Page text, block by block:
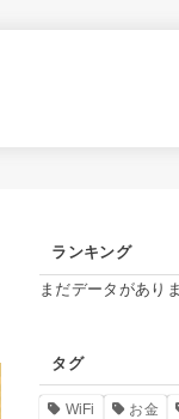
ランキング
まだデータがあり
タグ
WiFi お金